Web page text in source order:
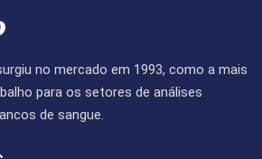
no mercado em 1993, como a mais
para os setores de análises
de sangue.